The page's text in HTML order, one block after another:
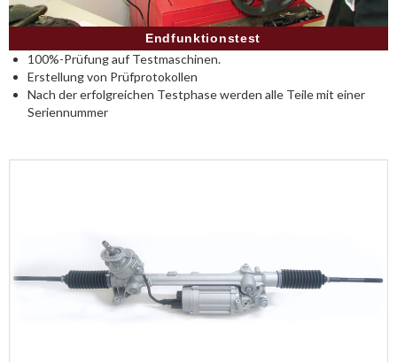
Endfunktionstest
100%-Prüfung auf Testmaschinen.
Erstellung von Prüfprotokollen
Nach der erfolgreichen Testphase werden alle Teile mit einer
Seriennummer